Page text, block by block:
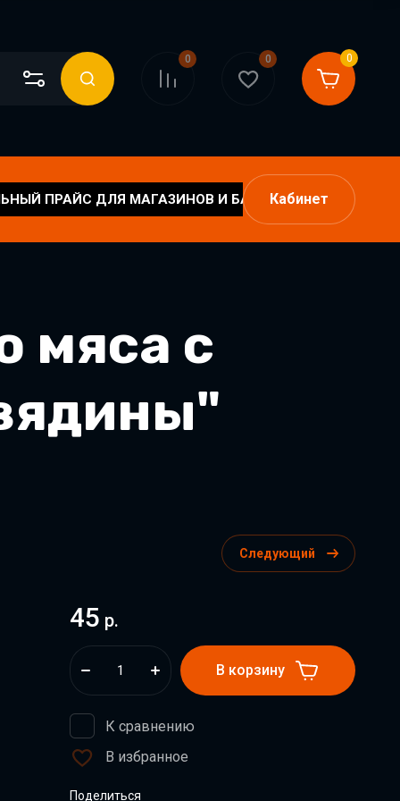
0 0 0
ПРАЙС ДЛЯ МАГАЗИНОВ И БАРОВ ПОЛИТИКА
Кабинет
мяса с
Следующий
45 р.
В корзину
К сравнению
В избранное
Поделиться